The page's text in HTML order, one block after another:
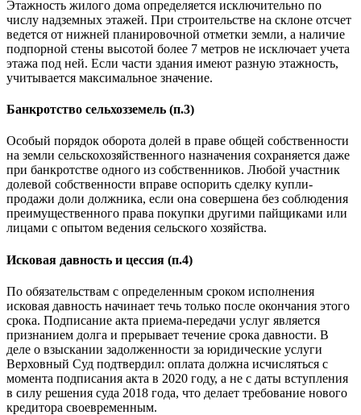
Этажность жилого дома определяется исключительно по
числу надземных этажей. При строительстве на склоне отсчет
ведется от нижней планировочной отметки земли, а наличие
подпорной стены высотой более 7 метров не исключает учета
этажа под ней. Если части здания имеют разную этажность,
учитывается максимальное значение.
Банкротство сельхозземель (п.3)
Особый порядок оборота долей в праве общей собственности
на земли сельскохозяйственного назначения сохраняется даже
при банкротстве одного из собственников. Любой участник
долевой собственности вправе оспорить сделку купли-
продажи доли должника, если она совершена без соблюдения
преимущественного права покупки другими пайщиками или
лицами с опытом ведения сельского хозяйства.
Исковая давность и цессия (п.4)
По обязательствам с определенным сроком исполнения
исковая давность начинает течь только после окончания этого
срока. Подписание акта приема-передачи услуг является
признанием долга и прерывает течение срока давности. В
деле о взыскании задолженности за юридические услуги
Верховный Суд подтвердил: оплата должна исчисляться с
момента подписания акта в 2020 году, а не с даты вступления
в силу решения суда 2018 года, что делает требование нового
кредитора своевременным.